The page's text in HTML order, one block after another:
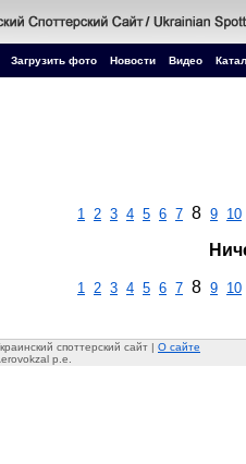
Загрузить фото Новости Видео
1 2 3 4 5 6 7 8 9 10
1 2 3 4 5 6 7 8 9 10
споттерский сайт | О сайте
p.e.